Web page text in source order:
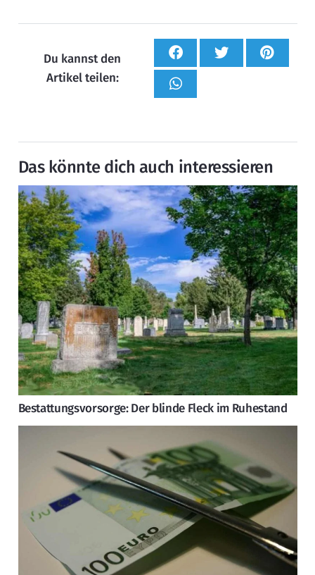
Du kannst den
Artikel teilen:
Das könnte dich auch interessieren
Bestattungsvorsorge: Der blinde Fleck im Ruhestand